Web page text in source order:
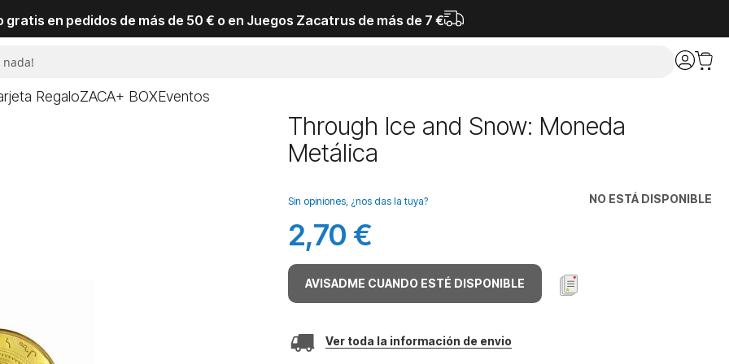
gratis en pedidos de más de 50 € o en Juegos Zacatrus de más de 7 €
RegaloZACA+ BOXEventos
Through Ice and Snow: Moneda
Metálica
NO ESTÁ DISPONIBLE
Sin opiniones, ¿nos das la tuya?
2,70 €
AVISADME CUANDO ESTÉ DISPONIBLE
Ver toda la información de envio